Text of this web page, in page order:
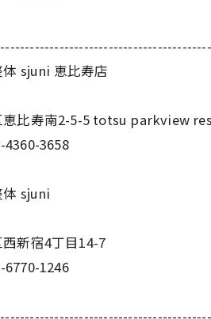
sjuni 恵比寿店
恵比寿南2-5-5 totsu parkview
4360-3658
sjuni
新宿4丁目14-7
6770-1246